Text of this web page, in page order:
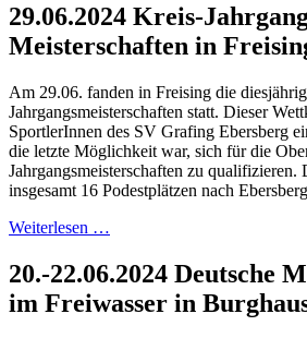
29.06.2024 Kreis-
Meisterschaften in
Am 29.06. fanden in Freising die
Jahrgangsmeisterschaften statt. Dieser
SportlerInnen des SV Grafing Ebersberg
die letzte Möglichkeit war, sich für die
Jahrgangsmeisterschaften zu qualifizieren.
insgesamt 16 Podestplätzen nach
Weiterlesen …
20.-22.06.2024 Deutsche
im Freiwasser in